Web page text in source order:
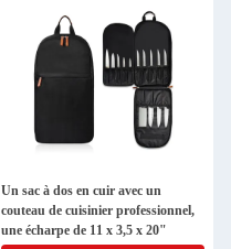
Un sac à dos en cuir avec un
couteau de cuisinier professionnel,
une écharpe de 11 x 3,5 x 20"